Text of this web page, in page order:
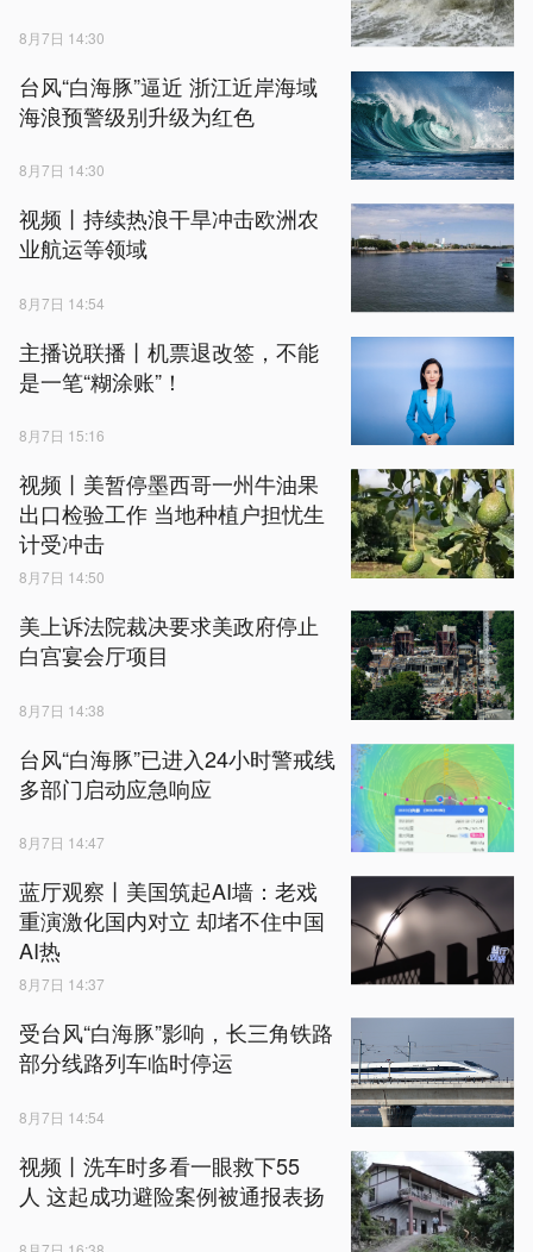
8月7日 14:30
台风“白海豚”逼近 浙江近岸海域
海浪预警级别升级为红色
8月7日 14:30
视频丨持续热浪干旱冲击欧洲农
业航运等领域
8月7日 14:54
主播说联播丨机票退改签，不能
是一笔“糊涂账”！
8月7日 15:16
视频丨美暂停墨西哥一州牛油果
出口检验工作 当地种植户担忧生
计受冲击
8月7日 14:50
美上诉法院裁决要求美政府停止
白宫宴会厅项目
8月7日 14:38
台风“白海豚”已进入24小时警戒线
多部门启动应急响应
8月7日 14:47
蓝厅观察丨美国筑起AI墙：老戏
重演激化国内对立 却堵不住中国
AI热
8月7日 14:37
受台风“白海豚”影响，长三角铁路
部分线路列车临时停运
8月7日 14:54
视频丨洗车时多看一眼救下55
人 这起成功避险案例被通报表扬